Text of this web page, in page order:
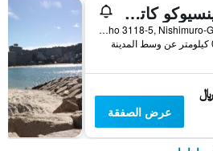
مينسيوكو كاتسويا
Shirahama Cho 3118-5, Nishimuro-Gun, شيراهاما, اليابان
عرض الصفقة